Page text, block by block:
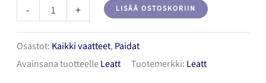
-
Leatt
MTB
Endurance
+ LISÄÄ OSTOSKORIIN
Osastot: Kaikki vaatteet, Paidat
Avainsana tuotteelleLeatt Tuotemerkki: Leatt